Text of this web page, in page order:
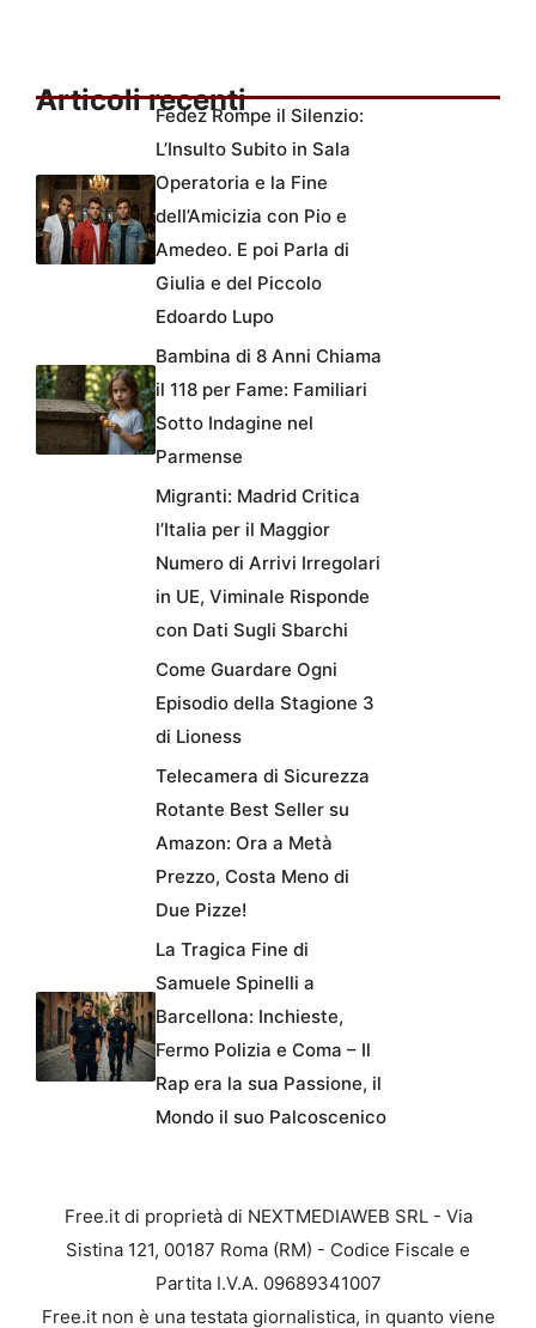
Articoli recentiFedez Rompe il Silenzio:
L’Insulto Subito in Sala
Operatoria e la Fine
dell’Amicizia con Pio e
Amedeo. E poi Parla di
Giulia e del Piccolo
Edoardo Lupo
Bambina di 8 Anni Chiama
il 118 per Fame: Familiari
Sotto Indagine nel
Parmense
Migranti: Madrid Critica
l’Italia per il Maggior
Numero di Arrivi Irregolari
in UE, Viminale Risponde
con Dati Sugli Sbarchi
Come Guardare Ogni
Episodio della Stagione 3
di Lioness
Telecamera di Sicurezza
Rotante Best Seller su
Amazon: Ora a Metà
Prezzo, Costa Meno di
Due Pizze!
La Tragica Fine di
Samuele Spinelli a
Barcellona: Inchieste,
Fermo Polizia e Coma – Il
Rap era la sua Passione, il
Mondo il suo Palcoscenico
Free.it di proprietà di NEXTMEDIAWEB SRL - Via
Sistina 121, 00187 Roma (RM) - Codice Fiscale e
Partita I.V.A. 09689341007
Free.it non è una testata giornalistica, in quanto viene